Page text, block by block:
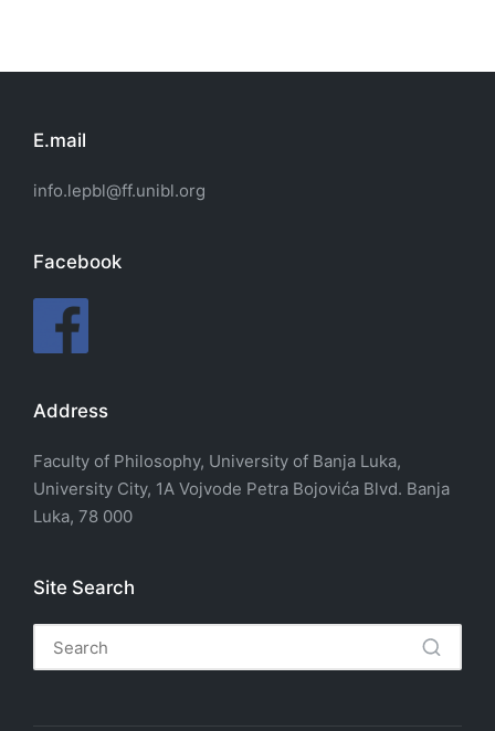
E.mail
info.lepbl@ff.unibl.org
Facebook
Address
Faculty of Philosophy, University of Banja Luka,
University City, 1A Vojvode Petra Bojovića Blvd. Banja
Luka, 78 000
Site Search